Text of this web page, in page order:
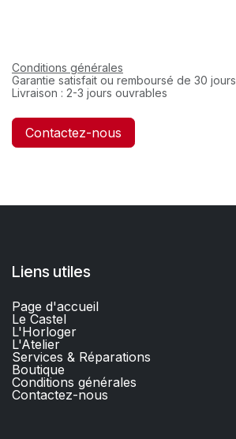
Conditions générales
Garantie satisfait ou remboursé de 30 jours
Livraison : 2-3 jours ouvrables
Contactez-nous
Liens utiles
Page d'accueil
Le Castel
L'Horloger
L'Atelier
Services & Réparations
Boutique
Conditions générales
Contactez-nous​